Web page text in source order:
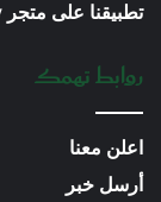
تطبيقنا على متجر google play
روابط تهمك
اعلن معنا
أرسل خبر